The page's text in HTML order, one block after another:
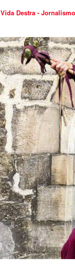
Vida Destra - Jornalismo